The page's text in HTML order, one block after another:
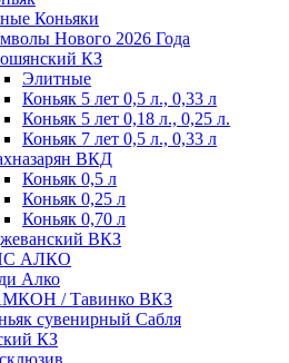
Коньяки
Нового 2026 Года
КЗ
Элитные
Коньяк 5 лет 0,5 л., 0,33 л
Коньяк 5 лет 0,18 л., 0,25 л.
Коньяк 7 лет 0,5 л., 0,33 л
ВКД
Коньяк 0,5 л
Коньяк 0,25 л
Коньяк 0,70 л
ВКЗ
АЛКО
Алко
/ Тавинко ВКЗ
сувенирный Сабля
КЗ